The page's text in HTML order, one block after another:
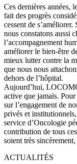
Ces dernières années,
fait des progrès
cessent de
nous constatons aussi
l’accompagnement
améliorer le bien-être
mieux lutter contre la
que nous nous
dehors de l’hôpital.
Aujourd’hui,
active que jamais.
sur l’engagement de
privés et
service d’Oncologie
contribution de tous
soient très
ACTUALITÉS